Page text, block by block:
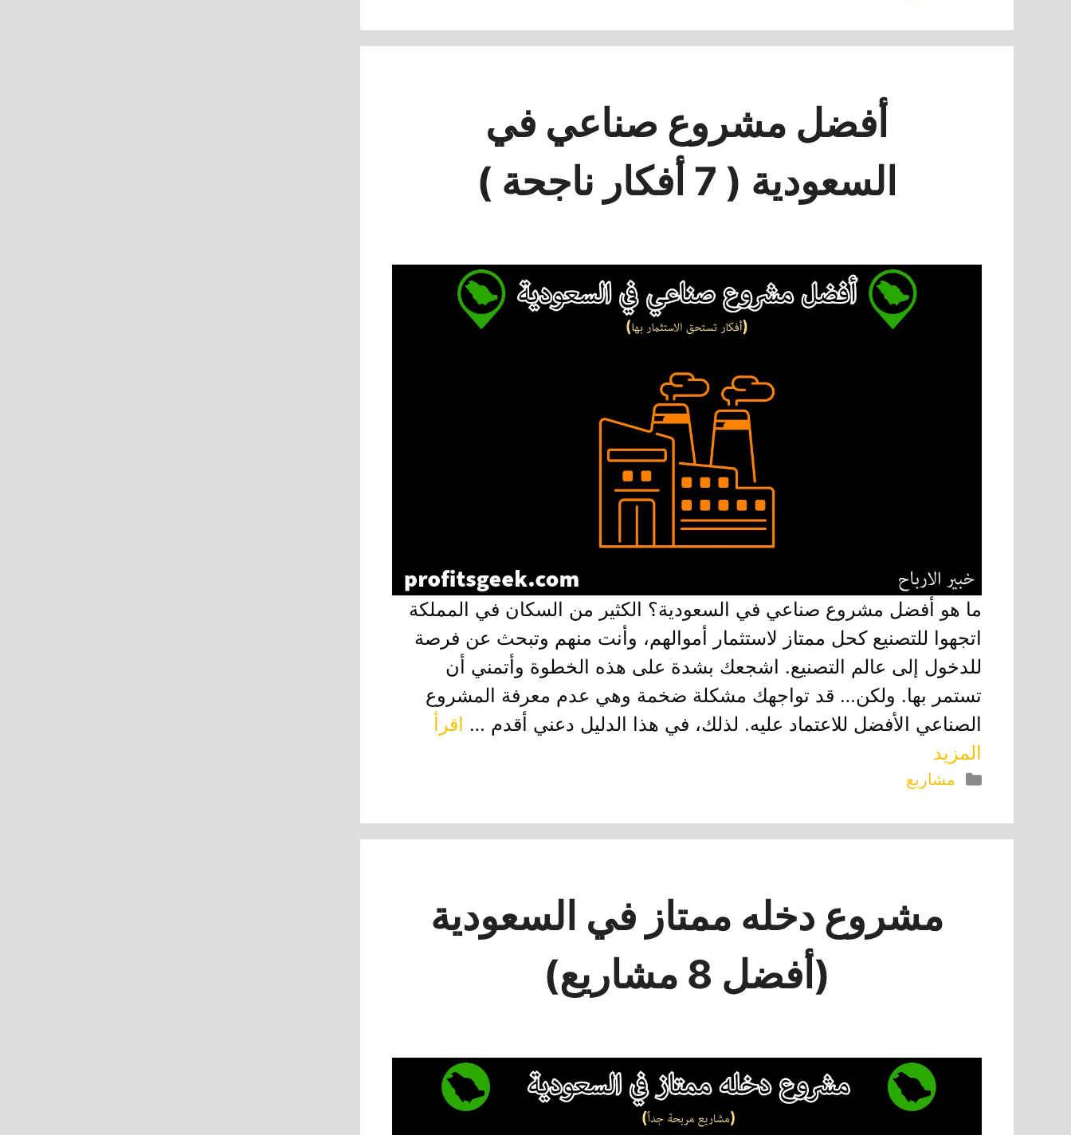
أفضل مشروع صناعي في
السعودية ( 7 أفكار ناجحة )
ما هو أفضل مشروع صناعي في السعودية؟ الكثير من السكان في المملكة
اتجهوا للتصنيع كحل ممتاز لاستثمار أموالهم، وأنت منهم وتبحث عن فرصة
للدخول إلى عالم التصنيع. اشجعك بشدة على هذه الخطوة وأتمني أن
تستمر بها. ولكن… قد تواجهك مشكلة ضخمة وهي عدم معرفة المشروع
الصناعي الأفضل للاعتماد عليه. لذلك، في هذا الدليل دعني أقدم … اقرأ
المزيد
التصنيفات
مشاريع
مشروع دخله ممتاز في السعودية
(أفضل 8 مشاريع)